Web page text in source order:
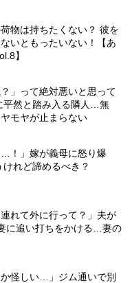
物は持ちたくない？ 彼を
いともったいない！【あ
】
」って絶対悪いと思って
然と踏み入る隣人…無
モヤが止まらない
…！」嫁が義母に怒り爆
れど諦めるべき？
れて外に行って？」夫が
に追い打ちをかける…妻の
か怪しい…」ジム通いで別